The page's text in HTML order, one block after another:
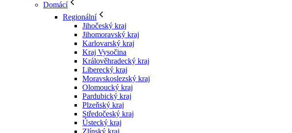
Domácí
Regionální
Jihočeský kraj
Jihomoravský kraj
Karlovarský kraj
Kraj Vysočina
Králověhradecký kraj
Liberecký kraj
Moravskoslezský kraj
Olomoucký kraj
Pardubický kraj
Plzeňský kraj
Středočeský kraj
Ústecký kraj
Zlínský kraj